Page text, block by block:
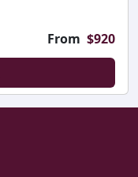
From $920